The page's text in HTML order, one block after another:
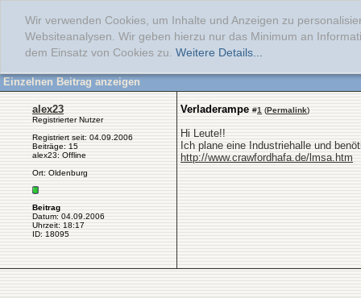
Wir verwenden Cookies, um Inhalte und Anzeigen zu
Websiteanalysen. Wir geben hierzu nur das Minimum an
dem Einsatz von Cookies zu. Weitere Details...
Einzelnen Beitrag anzeigen
alex23
Registrierter Nutzer
Registriert seit: 04.09.2006
Beiträge: 15
alex23: Offline
Ort: Oldenburg
Beitrag
Datum: 04.09.2006
Uhrzeit: 18:17
ID: 18095
Verladerampe #1 (Permalink)
Hi Leute!!
Ich plane eine Industriehalle und
http://www.crawfordhafa.de/lmsa.htm